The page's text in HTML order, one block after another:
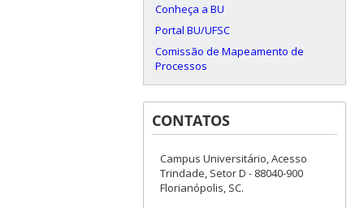
Conheça a BU
Portal BU/UFSC
Comissão de Mapeamento de
Processos
CONTATOS
Campus Universitário, Acesso
Trindade, Setor D - 88040-900
Florianópolis, SC.